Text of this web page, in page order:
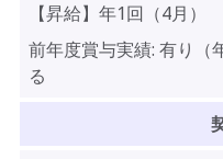
【昇給】年1回（4月）
前年度賞与実績: 有り（
る